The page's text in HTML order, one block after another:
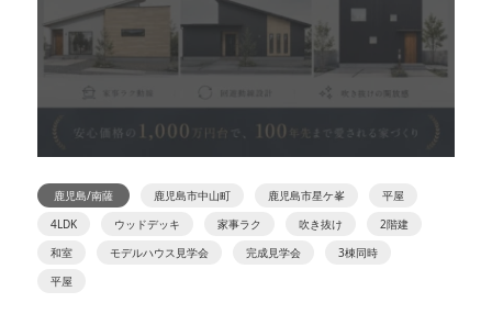
鹿児島/南薩 鹿児島市中山町 鹿児島市星ケ峯
平屋
4LDK
ウッドデッキ 家事ラク 吹き抜け
2階建
和室
モデルハウス見学会 完成見学会
3棟同時
平屋